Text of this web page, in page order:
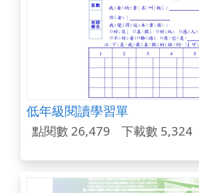
低年級閱讀學習單
點閱數 26,479 下載數 5,324